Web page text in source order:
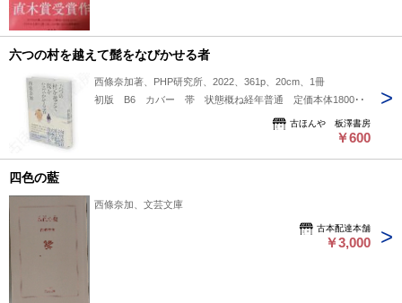
六つの村を越えて髭をなびかせる者
西條奈加著、PHP研究所、2022、361p、20cm、1冊
初版 B6 カバー 帯 状態概ね経年普通 定価本体1800円
古ほんや 板澤書房
￥600
四色の藍
西條奈加、文芸文庫
古本配達本舗
￥3,000